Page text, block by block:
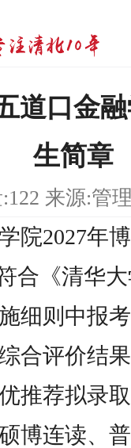
道口金
生简章
来源:管
院2027年
合《清华
细则中报
合评价结
推荐拟录
博连读、